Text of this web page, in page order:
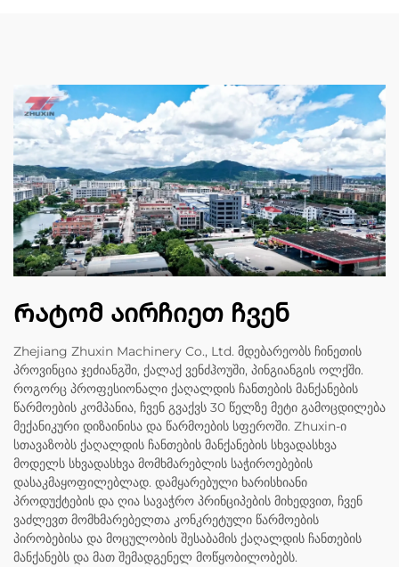
Რატომ აირჩიეთ ჩვენ
Zhejiang Zhuxin Machinery Co., Ltd. მდებარეობს ჩინეთის
პროვინცია ჯეძიანგში, ქალაქ ვენძჰოუში, პინგიანგის ოლქში.
როგორც პროფესიონალი ქაღალდის ჩანთების მანქანების
წარმოების კომპანია, ჩვენ გვაქვს 30 წელზე მეტი გამოცდილება
მექანიკური დიზაინისა და წარმოების სფეროში. Zhuxin-ი
სთავაზობს ქაღალდის ჩანთების მანქანების სხვადასხვა
მოდელს სხვადასხვა მომხმარებლის საჭიროებების
დასაკმაყოფილებლად. დამყარებული ხარისხიანი
პროდუქტების და ღია სავაჭრო პრინციპების მიხედვით, ჩვენ
ვაძლევთ მომხმარებელთა კონკრეტული წარმოების
პირობებისა და მოცულობის შესაბამის ქაღალდის ჩანთების
მანქანებს და მათ შემადგენელ მოწყობილობებს.